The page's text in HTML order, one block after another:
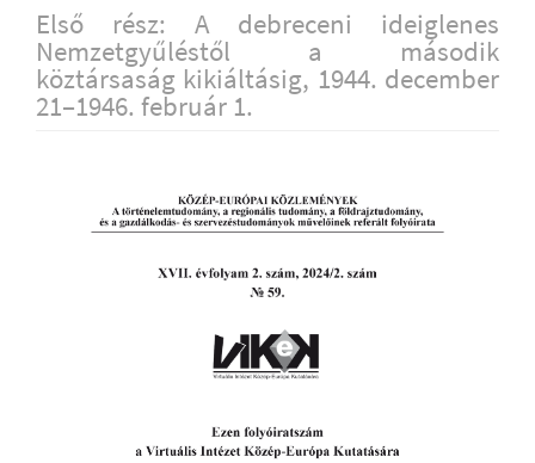
Első rész: A debreceni ideiglenes
Nemzetgyűléstől a második
köztársaság kikiáltásig, 1944. december
21–1946. február 1.
Sidebar